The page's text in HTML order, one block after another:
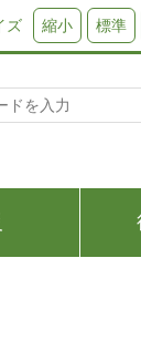
ズ 縮小 標準